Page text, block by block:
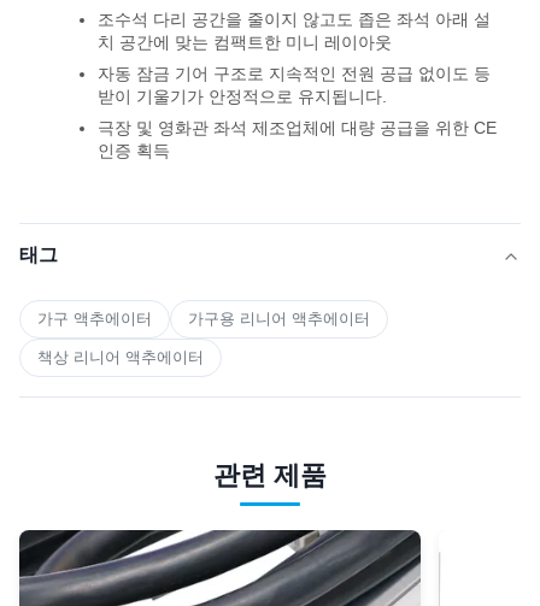
조수석 다리 공간을 줄이지 않고도 좁은 좌석 아래 설
치 공간에 맞는 컴팩트한 미니 레이아웃
자동 잠금 기어 구조로 지속적인 전원 공급 없이도 등
받이 기울기가 안정적으로 유지됩니다.
극장 및 영화관 좌석 제조업체에 대량 공급을 위한 CE
인증 획득
태그
가구 액추에이터 가구용 리니어 액추에이터
책상 리니어 액추에이터
관련 제품